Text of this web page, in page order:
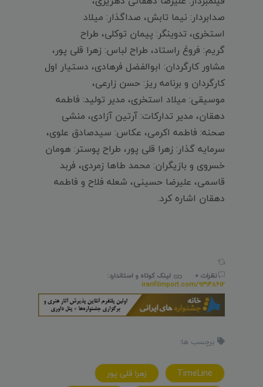
صدابردار: نیما تابش، صداگذار: میلاد
استخری، تدوینگر: پیمان توکلی، طراح
گریم: فروغ راستاد، طراح لباس: زهرا قلی پور،
مشاور کارگردان: ابوالفضل فرهادی، دستیار اول
کارگردان و برنامه ریز: حسن زارعی،
موسیقی: میلاد استخری، مدیر تولید: فاطمه
دهقان، مدیر تدارکات: آرتین آزادی، منشی
صحنه: فاطمه اکرمی، عکاس: سیدصادق علوی،
سرمایه گذار: زهرا قلی پور، طراح پوستر: هومان
خسروی و بازیگران: محمد طاها زمردی، فربد
قاسمی، علیرضا حسینی، شعله فلاح و فاطمه
دهقان اشاره کرد.
نظرات 0
لینک کوتاه و استاندارد:
iranfilmport.com/93148612
برچسب ها:
TimeLine
زهرا قلی پور